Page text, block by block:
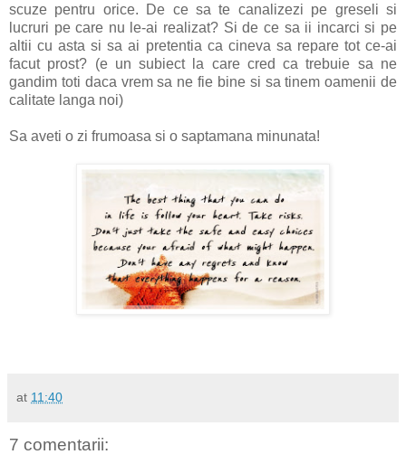
scuze pentru orice. De ce sa te canalizezi pe greseli si
lucruri pe care nu le-ai realizat? Si de ce sa ii incarci si pe
altii cu asta si sa ai pretentia ca cineva sa repare tot ce-ai
facut prost? (e un subiect la care cred ca trebuie sa ne
gandim toti daca vrem sa ne fie bine si sa tinem oamenii de
calitate langa noi)
Sa aveti o zi frumoasa si o saptamana minunata!
at 11:40
7 comentarii: